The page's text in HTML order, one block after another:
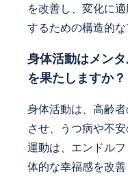
を改善し、変化に
するための構造的な
身体活動はメン
を果たしますか？
身体活動は、高齢
させ、うつ病や不
運動は、エンドル
体的な幸福感を改